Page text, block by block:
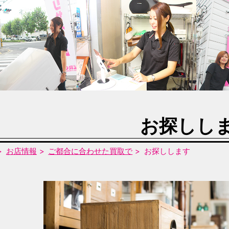
お探しし
お店情報 ご都合に合わせた買取で お探しします